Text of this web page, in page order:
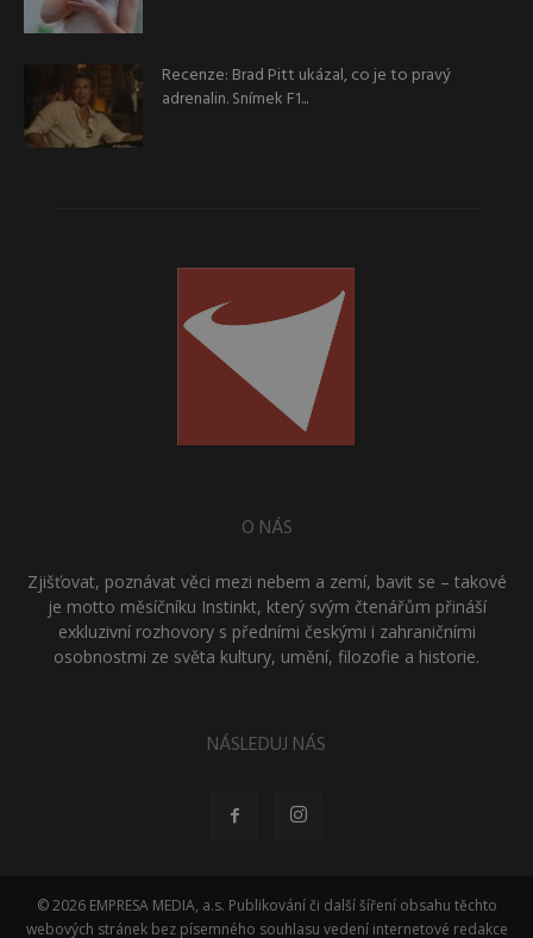
Recenze: Brad Pitt ukázal, co je to pravý
adrenalin. Snímek F1...
O NÁS
Zjišťovat, poznávat věci mezi nebem a zemí, bavit se – takové
je motto měsíčníku Instinkt, který svým čtenářům přináší
exkluzivní rozhovory s předními českými i zahraničními
osobnostmi ze světa kultury, umění, filozofie a historie.
NÁSLEDUJ NÁS
© 2026 EMPRESA MEDIA, a.s. Publikování či další šíření obsahu těchto
webových stránek bez písemného souhlasu vedení internetové redakce